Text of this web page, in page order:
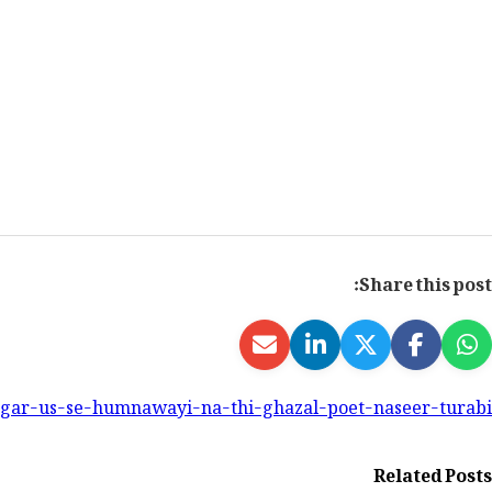
Share this post:
us-se-humnawayi-na-thi-ghazal-poet-naseer-turabi-
Related Posts